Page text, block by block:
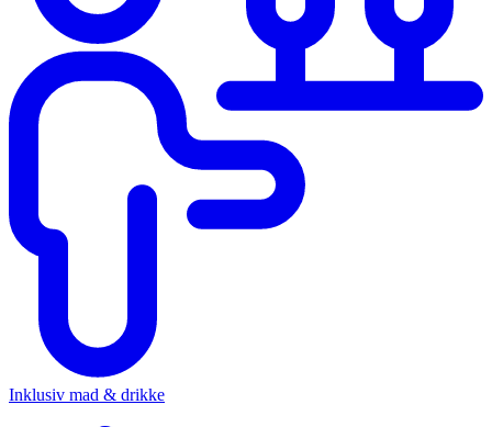
Inklusiv mad & drikke